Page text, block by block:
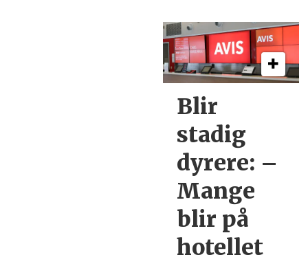
Blir
stadig
dyrere: –
Mange
blir på
hotellet